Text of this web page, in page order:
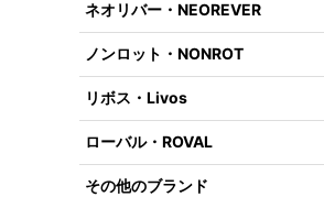
ネオリバー・NEOREVER
ノンロット・NONROT
リボス・Livos
ローバル・ROVAL
その他のブランド